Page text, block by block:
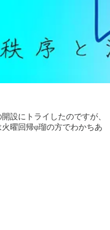
設にトライしたのですが、
曜回帰φ瑠の方でわかちあ